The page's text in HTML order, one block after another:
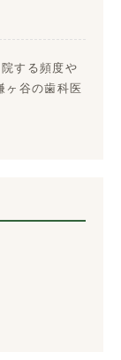
する頻度や
ヶ谷の歯科医